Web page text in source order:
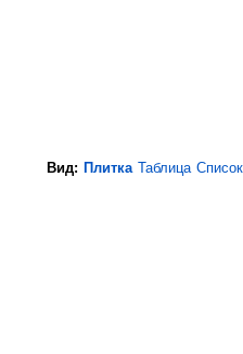
Вид: Плитка Таблица Список